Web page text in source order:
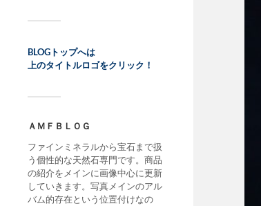
BLOGトップへは
上のタイトルロゴをクリック！
ＡＭＦＢＬＯＧ
ファインミネラルから宝石まで扱
う個性的な天然石専門です。商品
の紹介をメインに画像中心に更新
していきます。写真メインのアル
バム的存在という位置付けなの